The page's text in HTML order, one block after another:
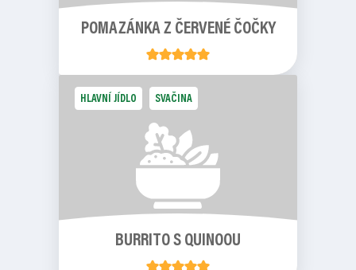
POMAZÁNKA Z ČERVENÉ ČOČKY
HLAVNÍ JÍDLO SVAČINA
BURRITO S QUINOOU